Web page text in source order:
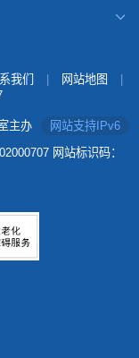
我们 网站地图
主办
网站支持IPv6
网站标识码：